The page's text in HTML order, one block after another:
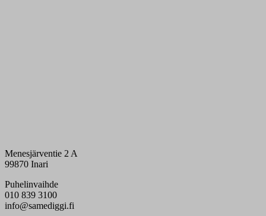
Menesjärventie 2 A
99870 Inari
Puhelinvaihde
010 839 3100
info@samediggi.fi